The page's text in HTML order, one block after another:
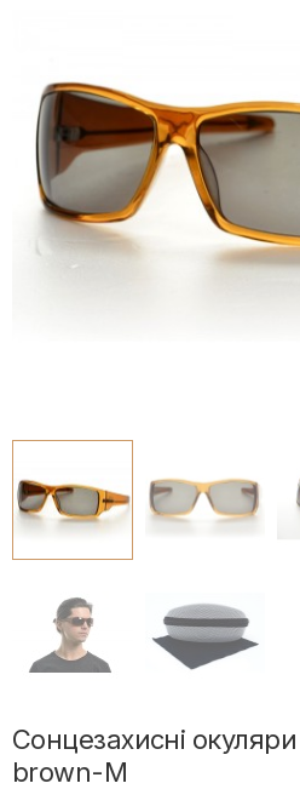
Сонцезахисні
brown-M